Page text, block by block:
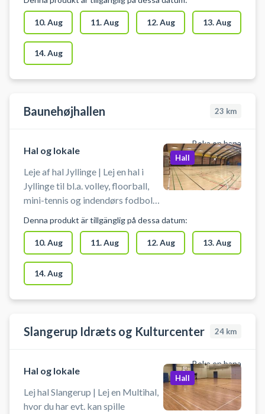
Booking af hallen kan bruges til
blandt andet indendørs fodbold,
håndbold, basket og badminton.
Der er net og mål til rådighed. Der
er mulighed for gratis parkering
ved booking af hallen i
10. Aug 11. Aug 12. Aug 13. Aug
14. Aug
Baunehøjhallen 23 km
Boka en bana
Hal og lokale
Leje af hal Jyllinge | Lej en hal i
Jyllinge til bl.a. volley, floorball,
mini-tennis og indendørs fodbold
ved Baunehøjskolen i Jyllinge.
Man medbringer selv bolde,
ketcher eller stave.
Hall
Denna produkt är tillgänglig på dessa datum:
10. Aug 11. Aug 12. Aug 13. Aug
14. Aug
Slangerup Idræts og Kulturcenter 24 km
Boka en bana
Hal og lokale
Lej hal Slangerup | Lej en Multihal,
hvor du har evt. kan spille
Hall